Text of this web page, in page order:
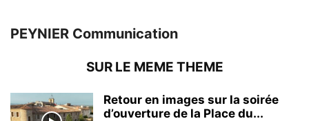
PEYNIER Communication
SUR LE MEME THEME
Retour en images sur la soirée
d’ouverture de la Place du...